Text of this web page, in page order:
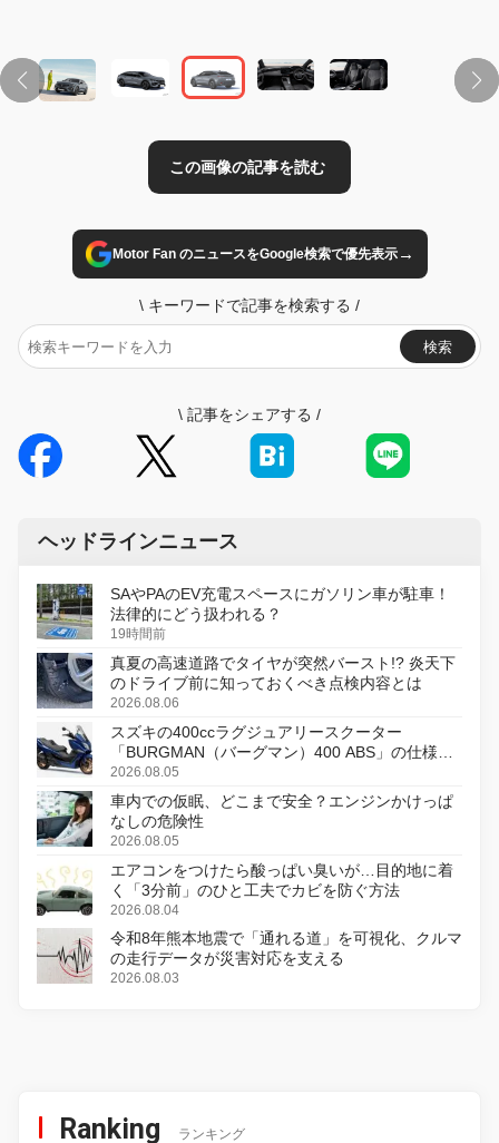
Motor Fan のニュースをGoogle検索で優先表示→
\ キーワードで記事を検索する /
検索
\ 記事をシェアする /
ヘッドラインニュース
SAやPAのEV充電スペースにガソリン車が駐車！
法律的にどう扱われる？
19時間前
真夏の高速道路でタイヤが突然バースト!? 炎天下
のドライブ前に知っておくべき点検内容とは
2026.08.06
スズキの400ccラグジュアリースクーター
「BURGMAN（バーグマン）400 ABS」の仕様を
変更し、8月18日に発売
2026.08.05
車内での仮眠、どこまで安全？エンジンかけっぱ
なしの危険性
2026.08.05
エアコンをつけたら酸っぱい臭いが…目的地に着
く「3分前」のひと工夫でカビを防ぐ方法
2026.08.04
令和8年熊本地震で「通れる道」を可視化、クルマ
の走行データが災害対応を支える
2026.08.03
Ranking ランキング